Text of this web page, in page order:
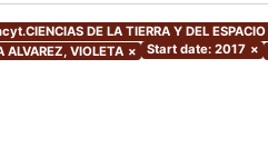
DE LA TIERRA Y DEL ESPACIO
VIOLETA × Start date: 2017 ×